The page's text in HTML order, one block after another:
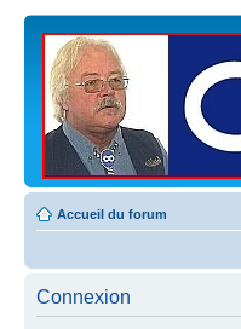
Accueil du forum
Connexion